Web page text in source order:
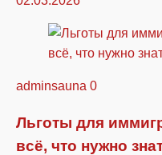
adminsauna 0
Льготы для
всё, что нужно